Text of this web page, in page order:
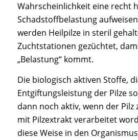
Wahrscheinlichkeit eine recht
Schadstoffbelastung
werden Heilpilze in steril
Zuchtstationen gezüchtet,
„Belastung“ kommt.
Die biologisch aktiven Stoffe,
Entgiftungsleistung der Pilze
dann noch aktiv, wenn der Pilz
mit Pilzextrakt verarbeitet
diese Weise in den